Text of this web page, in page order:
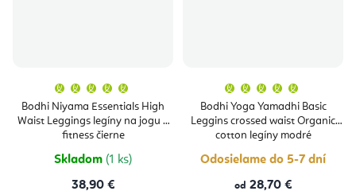
Bodhi Niyama Essentials High
Waist Leggings legíny na jogu a
fitness čierne
produktu
je
5,0
Skladom (1 ks)
38,90 €
Bodhi Yoga Yamadhi Basic
Leggins crossed waist Organic
cotton legíny modré
produktu
je
5,0
z
5
Odosielame do 5-7 dní
od 28,70 €